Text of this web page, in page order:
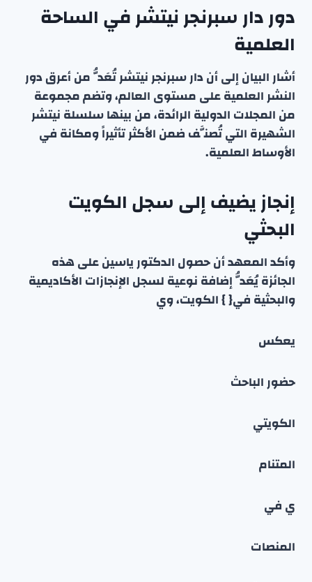
دور دار سبرنجر نيتشر في الساحة
العلمية
أشار البيان إلى أن دار سبرنجر نيتشر تُعَدُّ من أعرق دور
النشر العلمية على مستوى العالم، وتضم مجموعة
من المجلات الدولية الرائدة، من بينها سلسلة نيتشر
الشهيرة التي تُصنَّف ضمن الأكثر تأثيراً ومكانة في
الأوساط العلمية.
إنجاز يضيف إلى سجل الكويت
البحثي
وأكد المعهد أن حصول الدكتور ياسين على هذه
الجائزة يُعَدُّ إضافة نوعية لسجل الإنجازات الأكاديمية
والبحثية في{ } الكويت، وي
يعكس
حضور الباحث
الكويتي
المتنام
ي في
المنصات